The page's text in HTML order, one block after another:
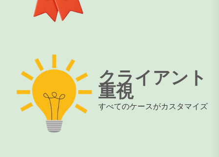
クライアント
重視
すべてのケースがカスタマイズ